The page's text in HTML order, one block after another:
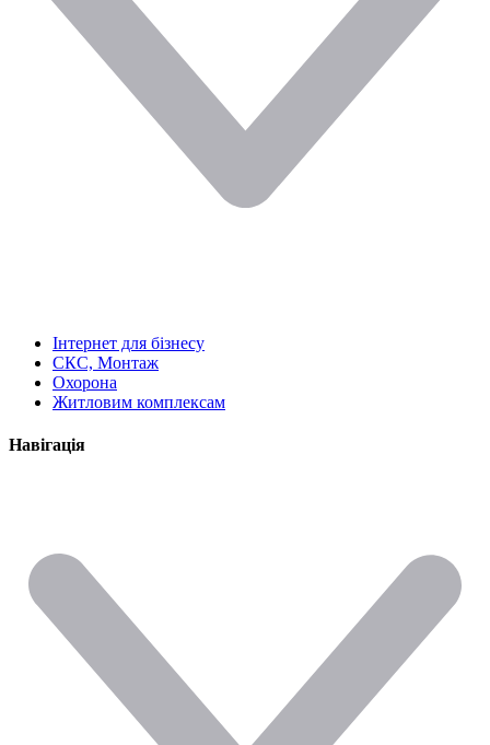
Інтернет для бізнесу
СКС, Монтаж
Охорона
Житловим комплексам
Навігація